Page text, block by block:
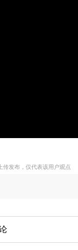
传发布，仅代表该用户观点